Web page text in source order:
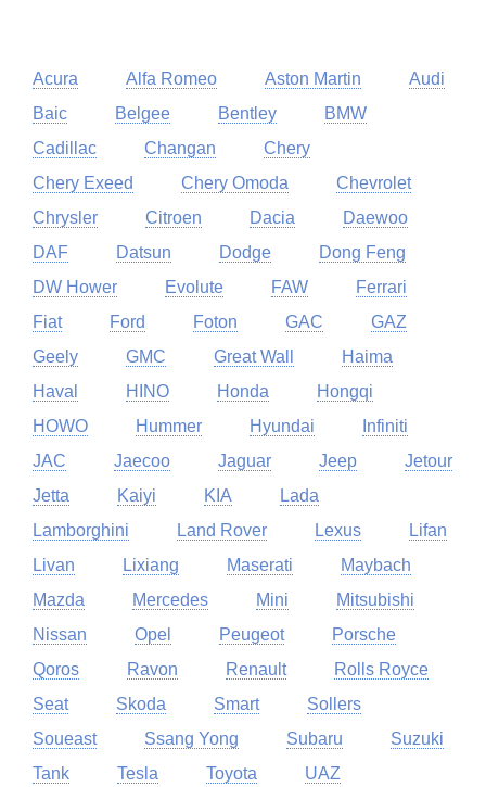
Acura Alfa Romeo Aston Martin
Audi
Baic
Belgee Bentley
BMW
Cadillac
Changan
Chery
Chery Exeed
Chery Omoda
Chevrolet
Chrysler
Citroen Dacia
Daewoo
DAF
Datsun Dodge
Dong Feng
DW Hower
Evolute FAW
Ferrari
Fiat
Ford Foton GAC
GAZ
Geely
GMC Great Wall
Haima
Haval
HINO Honda
Hongqi
HOWO
Hummer Hyundai
Infiniti
JAC
Jaecoo Jaguar Jeep
Jetour
Jetta
Kaiyi KIA
Lada
Lamborghini
Land Rover Lexus
Lifan
Livan
Lixiang Maserati
Maybach
Mazda
Mercedes Mini
Mitsubishi
Nissan
Opel Peugeot
Porsche
Qoros
Ravon Renault
Rolls Royce
Seat
Skoda Smart
Sollers
Soueast
Ssang Yong Subaru
Suzuki
Tank
Tesla Toyota
UAZ